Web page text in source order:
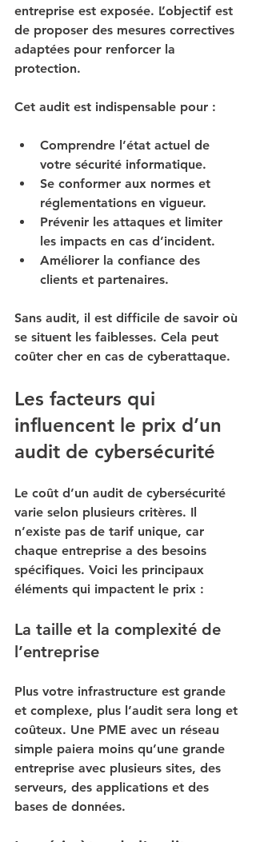
entreprise est exposée. L’objectif est
de proposer des mesures correctives
adaptées pour renforcer la
protection.
Cet audit est indispensable pour :
Comprendre l’état actuel de
votre sécurité informatique.
Se conformer aux normes et
réglementations en vigueur.
Prévenir les attaques et limiter
les impacts en cas d’incident.
Améliorer la confiance des
clients et partenaires.
Sans audit, il est difficile de savoir où
se situent les faiblesses. Cela peut
coûter cher en cas de cyberattaque.
Les facteurs qui
influencent le prix d’un
audit de cybersécurité
Le coût d’un audit de cybersécurité
varie selon plusieurs critères. Il
n’existe pas de tarif unique, car
chaque entreprise a des besoins
spécifiques. Voici les principaux
éléments qui impactent le prix :
La taille et la complexité de
l’entreprise
Plus votre infrastructure est grande
et complexe, plus l’audit sera long et
coûteux. Une PME avec un réseau
simple paiera moins qu’une grande
entreprise avec plusieurs sites, des
serveurs, des applications et des
bases de données.